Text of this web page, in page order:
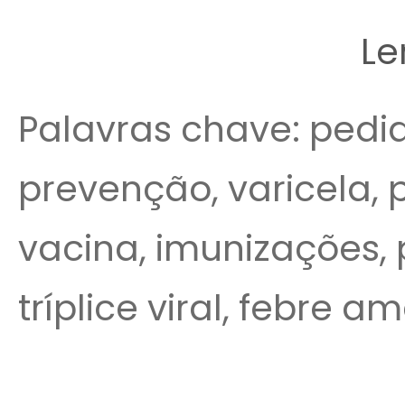
Palavras chave:
prevenção, varicela,
vacina,
tríplice viral, febre